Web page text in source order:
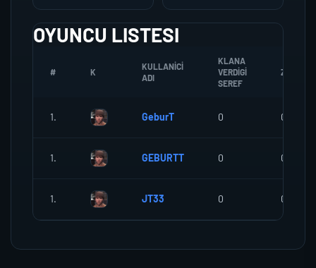
OYUNCU LISTESI
# K
KULLANICI
ADI
KLANA
VERDIGI
SEREF
ZOMBI
1. GeburT 0 0
1. GEBURTT 0 0
1. JT33 0 0